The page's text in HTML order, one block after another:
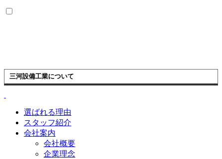
三河設備工業について
選ばれる理由
スタッフ紹介
会社案内
会社概要
企業理念